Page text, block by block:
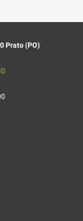
Prato (PO)